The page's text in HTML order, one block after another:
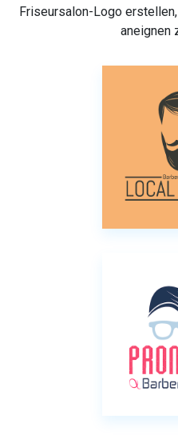
Friseursalon-Logo
aneignen